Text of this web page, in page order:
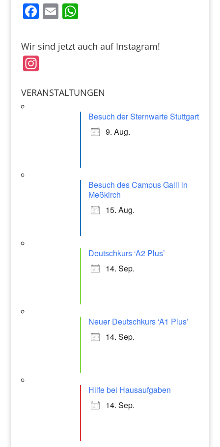
F
c
e
b
o
E
ai
l
W
at
p
Wir sind jetzt auch auf Instagram!
In
a
VERANSTALTUNGEN
Besuch der Sternwarte Stuttgart
9. Aug.
Besuch des Campus Galli in
Meßkirch
15. Aug.
Deutschkurs ‘A2 Plus’
14. Sep.
Neuer Deutschkurs ‘A1 Plus’
14. Sep.
Hilfe bei Hausaufgaben
14. Sep.